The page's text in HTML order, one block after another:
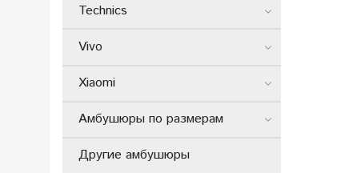
Technics
Vivo
Xiaomi
Амбушюры по размерам
Другие амбушюры